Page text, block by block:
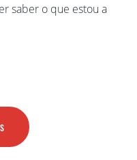
saber o que estou a